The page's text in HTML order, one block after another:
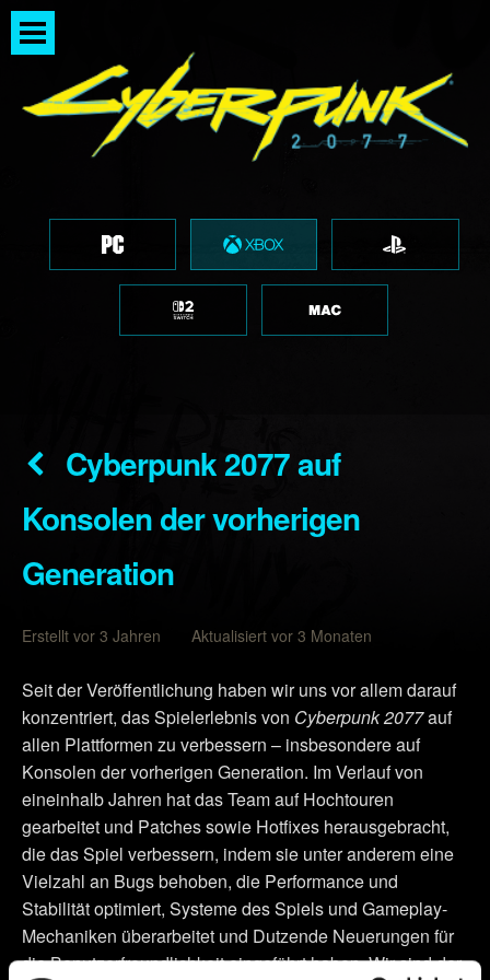
Cyberpunk 2077 auf
Konsolen der vorherigen
Generation
Erstellt vor 3 Jahren Aktualisiert vor 3 Monaten
Seit der Veröffentlichung haben wir uns vor allem darauf
konzentriert, das Spielerlebnis von Cyberpunk 2077auf
allen Plattformen zu verbessern – insbesondere auf
Konsolen der vorherigen Generation. Im Verlauf von
eineinhalb Jahren hat das Team auf Hochtouren
gearbeitet und Patches sowie Hotfixes herausgebracht,
die das Spiel verbessern, indem sie unter anderem eine
Vielzahl an Bugs behoben, die Performance und
Stabilität optimiert, Systeme des Spiels und Gameplay-
Mechaniken überarbeitet und Dutzende Neuerungen für
die Benutzerfreundlichkeit eingeführt haben. Wir sind der